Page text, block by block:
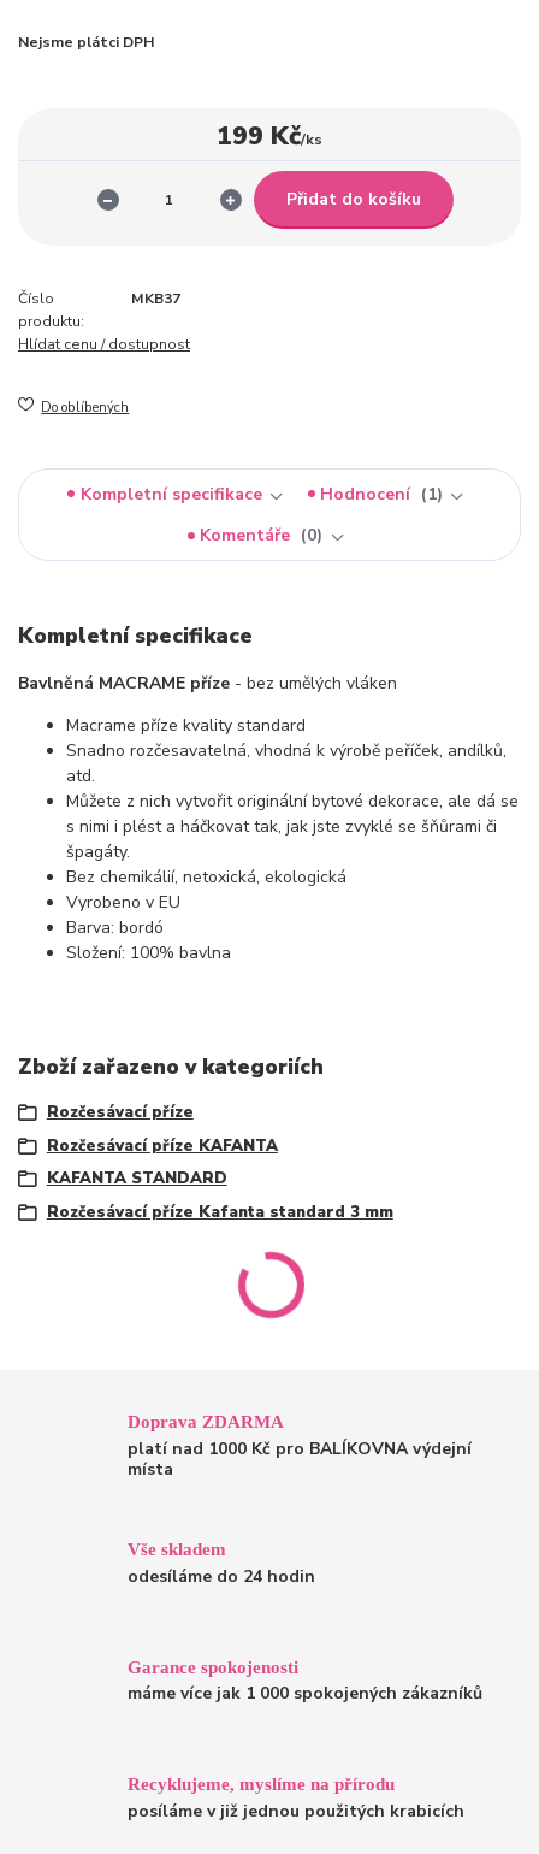
Nejsme plátci DPH
199 Kč/ks
Přidat do košíku
Číslo
produktu:
MKB37
Hlídat cenu / dostupnost
Do oblíbených
Kompletní specifikace Hodnocení
1
Komentáře
0
Kompletní specifikace
Bavlněná MACRAME příze - bez umělých vláken
Macrame příze kvality standard
Snadno rozčesavatelná, vhodná k výrobě peříček, andílků,
atd.
Můžete z nich vytvořit originální bytové dekorace, ale dá se
s nimi i plést a háčkovat tak, jak jste zvyklé se šňůrami či
špagáty.
Bez chemikálií, netoxická, ekologická
Vyrobeno v EU
Barva: bordó
Složení: 100% bavlna
Zboží zařazeno v kategoriích
Rozčesávací příze
Rozčesávací příze KAFANTA
KAFANTA STANDARD
Rozčesávací příze Kafanta standard 3 mm
Doprava ZDARMA
platí nad 1000 Kč pro BALÍKOVNA výdejní
místa
Vše skladem
odesíláme do 24 hodin
Garance spokojenosti
máme více jak 1 000 spokojených zákazníků
Recyklujeme, myslíme na přírodu
posíláme v již jednou použitých krabicích